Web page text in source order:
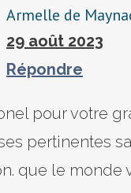
Armelle de
29 août 2023
Répondre
pour votre
pertinentes
que le monde